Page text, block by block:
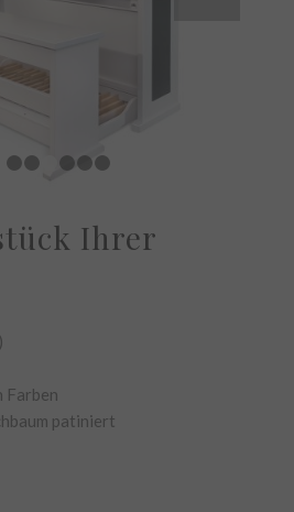
Ihrer
Farben
patiniert